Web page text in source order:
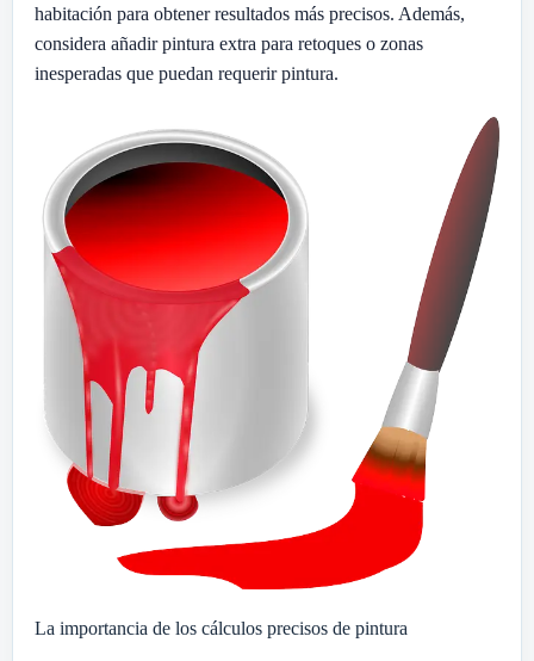
habitación para obtener resultados más precisos. Además,
considera añadir pintura extra para retoques o zonas
inesperadas que puedan requerir pintura.
La importancia de los cálculos precisos de pintura